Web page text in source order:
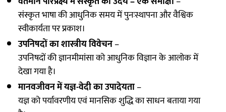
संस्कृत भाषा की आधुनिक समय में पुनःस्थापना और वैश्विक
स्वीकार्यता पर प्रकाश।
उपनिषदों का शास्त्रीय विवेचन–
उपनिषदों की ज्ञानमीमांसा को आधुनिक विज्ञान के आलोक में
देखा गया है।
मानवजीवन में यज्ञ-वेदी का उपादेयता–
यज्ञ को पर्यावरणीय एवं मानसिक शुद्धि का साधन बताया गया